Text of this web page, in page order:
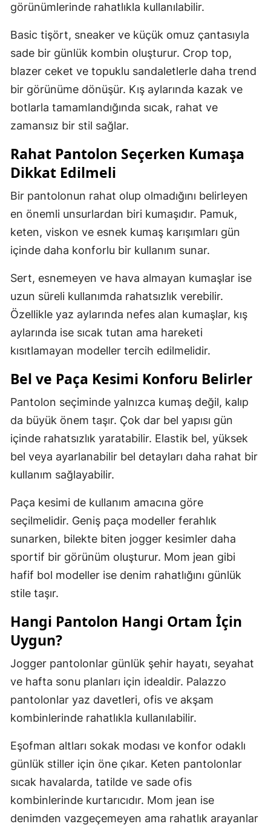
görünümlerinde rahatlıkla kullanılabilir.
Basic tişört, sneaker ve küçük omuz çantasıyla
sade bir günlük kombin oluşturur. Crop top,
blazer ceket ve topuklu sandaletlerle daha trend
bir görünüme dönüşür. Kış aylarında kazak ve
botlarla tamamlandığında sıcak, rahat ve
zamansız bir stil sağlar.
Rahat Pantolon Seçerken Kumaşa
Dikkat Edilmeli
Bir pantolonun rahat olup olmadığını belirleyen
en önemli unsurlardan biri kumaşıdır. Pamuk,
keten, viskon ve esnek kumaş karışımları gün
içinde daha konforlu bir kullanım sunar.
Sert, esnemeyen ve hava almayan kumaşlar ise
uzun süreli kullanımda rahatsızlık verebilir.
Özellikle yaz aylarında nefes alan kumaşlar, kış
aylarında ise sıcak tutan ama hareketi
kısıtlamayan modeller tercih edilmelidir.
Bel ve Paça Kesimi Konforu Belirler
Pantolon seçiminde yalnızca kumaş değil, kalıp
da büyük önem taşır. Çok dar bel yapısı gün
içinde rahatsızlık yaratabilir. Elastik bel, yüksek
bel veya ayarlanabilir bel detayları daha rahat bir
kullanım sağlayabilir.
Paça kesimi de kullanım amacına göre
seçilmelidir. Geniş paça modeller ferahlık
sunarken, bilekte biten jogger kesimler daha
sportif bir görünüm oluşturur. Mom jean gibi
hafif bol modeller ise denim rahatlığını günlük
stile taşır.
Hangi Pantolon Hangi Ortam İçin
Uygun?
Jogger pantolonlar günlük şehir hayatı, seyahat
ve hafta sonu planları için idealdir. Palazzo
pantolonlar yaz davetleri, ofis ve akşam
kombinlerinde rahatlıkla kullanılabilir.
Eşofman altları sokak modası ve konfor odaklı
günlük stiller için öne çıkar. Keten pantolonlar
sıcak havalarda, tatilde ve sade ofis
kombinlerinde kurtarıcıdır. Mom jean ise
denimden vazgeçemeyen ama rahatlık arayanlar